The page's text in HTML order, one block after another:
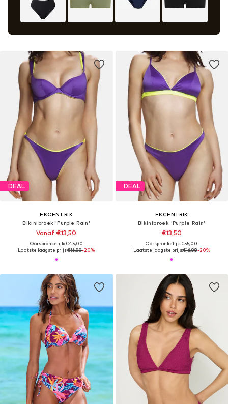
DEAL
EKCENTRIK
Bikinibroek 'Purple Rain'
Vanaf €13,50
Oorspronkelijk: €45,00
Laatste laagste prijs:€16,88-20%
DEAL
EKCENTRIK
Bikinibroek 'Purple Rain'
€13,50
Oorspronkelijk: €55,00
Laatste laagste prijs:€16,88-20%